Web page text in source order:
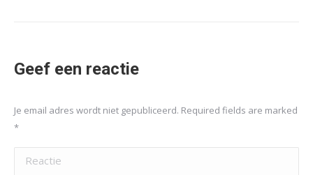
Geef een reactie
Je email adres wordt niet gepubliceerd. Required fields are marked
*
Reactie